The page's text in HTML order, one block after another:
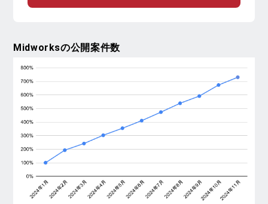
Midworksの公開案件数